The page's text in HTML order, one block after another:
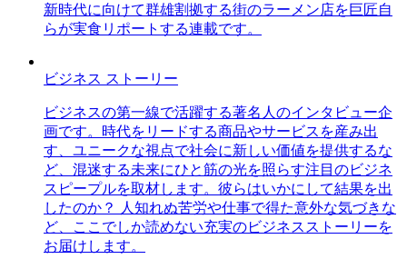
新時代に向けて群雄割拠する街のラーメン店を巨匠自
らが実食リポートする連載です。
ビジネス ストーリー
ビジネスの第一線で活躍する著名人のインタビュー企
画です。時代をリードする商品やサービスを産み出
す、ユニークな視点で社会に新しい価値を提供するな
ど、混迷する未来にひと筋の光を照らす注目のビジネ
スピープルを取材します。彼らはいかにして結果を出
したのか？ 人知れぬ苦労や仕事で得た意外な気づきな
ど、ここでしか読めない充実のビジネスストーリーを
お届けします。